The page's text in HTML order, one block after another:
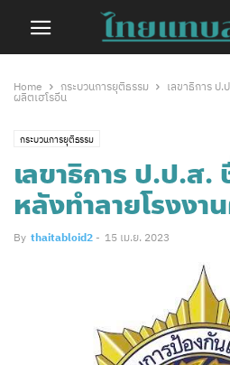
Home กระบวนการยุติธรรม
เลขาธิการ ป.
ผลิตเฮโรอีน
กระบวนการยุติธรรม
เลขาธิการ ป.ป.ส.
หลังทำลายโรงงา
By thaitabloid2 - 15 เม.ย. 2023